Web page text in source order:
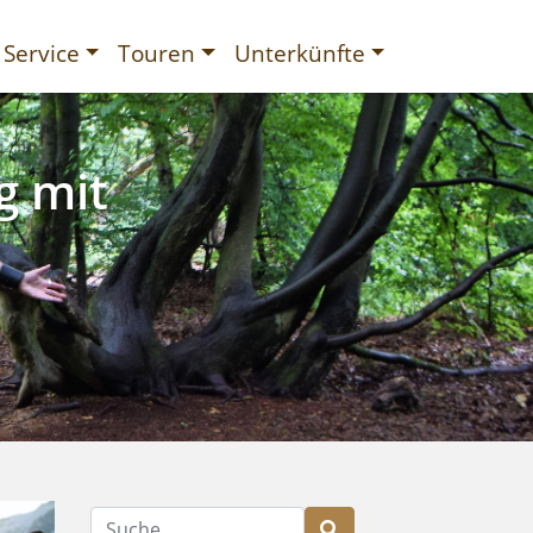
Service Touren Unterkünfte
mit
Suche